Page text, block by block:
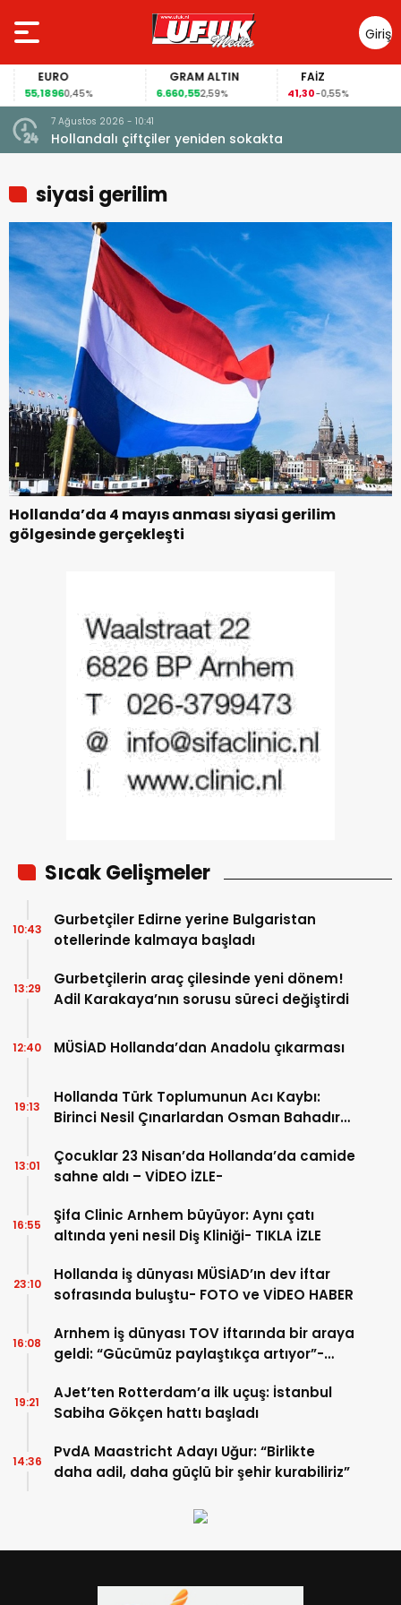
Giriş
Yap
EURO
55,18960,45%
GRAM ALTIN
6.660,552,59%
FAİZ
41,30-0,55%
şoke
7 Ağustos 2026 - 10:41
Hollandalı çiftçiler yeniden sokakta
siyasi gerilim
Hollanda’da 4 mayıs anması siyasi gerilim
gölgesinde gerçekleşti
Sıcak Gelişmeler
Gurbetçiler Edirne yerine Bulgaristan
otellerinde kalmaya başladı
10:43
Gurbetçilerin araç çilesinde yeni dönem!
Adil Karakaya’nın sorusu süreci değiştirdi
13:29
MÜSİAD Hollanda’dan Anadolu çıkarması
12:40
Hollanda Türk Toplumunun Acı Kaybı:
Birinci Nesil Çınarlardan Osman Bahadır
19:13
Çocuklar 23 Nisan’da Hollanda’da camide
sahne aldı – VİDEO İZLE-
13:01
Şifa Clinic Arnhem büyüyor: Aynı çatı
altında yeni nesil Diş Kliniği- TIKLA İZLE
16:55
Hollanda iş dünyası MÜSİAD’ın dev iftar
sofrasında buluştu- FOTO ve VİDEO HABER
23:10
Arnhem iş dünyası TOV iftarında bir araya
geldi: “Gücümüz paylaştıkça artıyor”-
16:08
AJet’ten Rotterdam’a ilk uçuş: İstanbul
Sabiha Gökçen hattı başladı
19:21
PvdA Maastricht Adayı Uğur: “Birlikte
daha adil, daha güçlü bir şehir kurabiliriz”
14:36